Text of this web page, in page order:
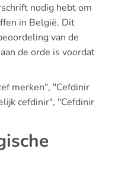
nodig hebt om
in België. Dit
van de
de orde is voordat
merken", "Cefdinir
cefdinir", "Cefdinir